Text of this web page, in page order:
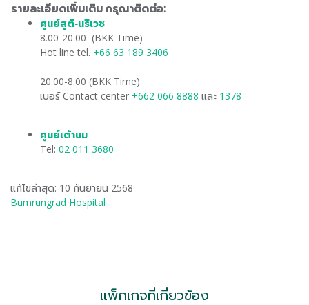
รายละเอียดเพิ่มเติม กรุณาติดต่อ:
ศูนย์สูติ-นรีเวช
8.00-20.00 (BKK Time)
Hot line tel. +66 63 189 3406
20.00-8.00 (BKK Time)
เบอร์ Contact center +662 066 8888 และ 1378
ศูนย์เต้านม
Tel: 02 011 3680
แก้ไขล่าสุด: 10 กันยายน 2568
Bumrungrad Hospital
แพ็กเกจที่เกี่ยวข้อง